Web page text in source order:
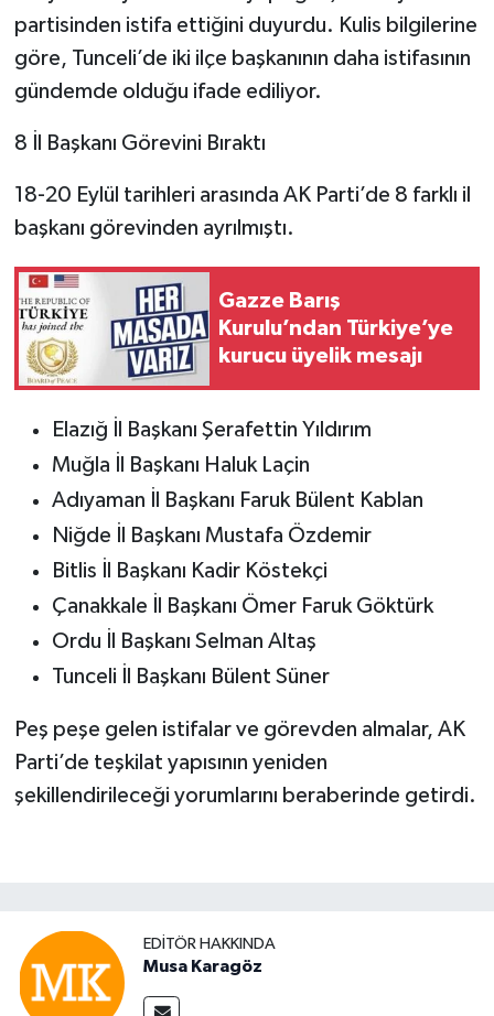
partisinden istifa ettiğini duyurdu. Kulis bilgilerine
göre, Tunceli’de iki ilçe başkanının daha istifasının
gündemde olduğu ifade ediliyor.
8 İl Başkanı Görevini Bıraktı
18-20 Eylül tarihleri arasında AK Parti’de 8 farklı il
başkanı görevinden ayrılmıştı.
Gazze Barış
Kurulu’ndan Türkiye’ye
kurucu üyelik mesajı
Elazığ İl Başkanı Şerafettin Yıldırım
Muğla İl Başkanı Haluk Laçin
Adıyaman İl Başkanı Faruk Bülent Kablan
Niğde İl Başkanı Mustafa Özdemir
Bitlis İl Başkanı Kadir Köstekçi
Çanakkale İl Başkanı Ömer Faruk Göktürk
Ordu İl Başkanı Selman Altaş
Tunceli İl Başkanı Bülent Süner
Peş peşe gelen istifalar ve görevden almalar, AK
Parti’de teşkilat yapısının yeniden
şekillendirileceği yorumlarını beraberinde getirdi.
EDITÖR HAKKINDA
Musa Karagöz